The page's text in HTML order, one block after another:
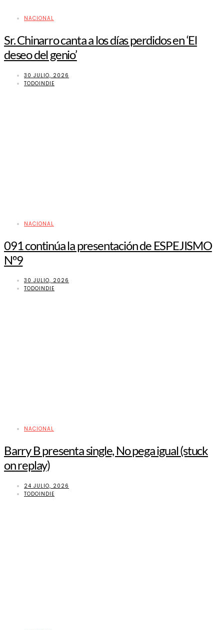
NACIONAL
Sr. Chinarro canta a los días perdidos en ‘El
deseo del genio’
30 JULIO, 2026
TODOINDIE
NACIONAL
091 continúa la presentación de ESPEJISMO
Nº9
30 JULIO, 2026
TODOINDIE
NACIONAL
Barry B presenta single, No pega igual (stuck
on replay)
24 JULIO, 2026
TODOINDIE